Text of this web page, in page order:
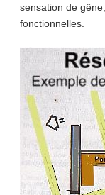
sensation de
fonctionnelles.